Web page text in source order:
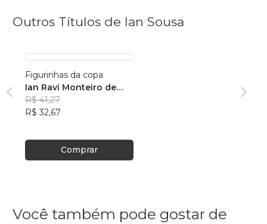
Outros Títulos de Ian Sousa
Figurinhas da copa
Ian Ravi Monteiro de
Sales Sousa
R$ 41,27
R$ 32,67
Comprar
Você também pode gostar de